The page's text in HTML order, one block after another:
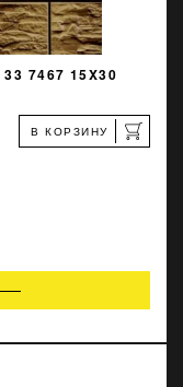
7467 15X30
В КОРЗИНУ